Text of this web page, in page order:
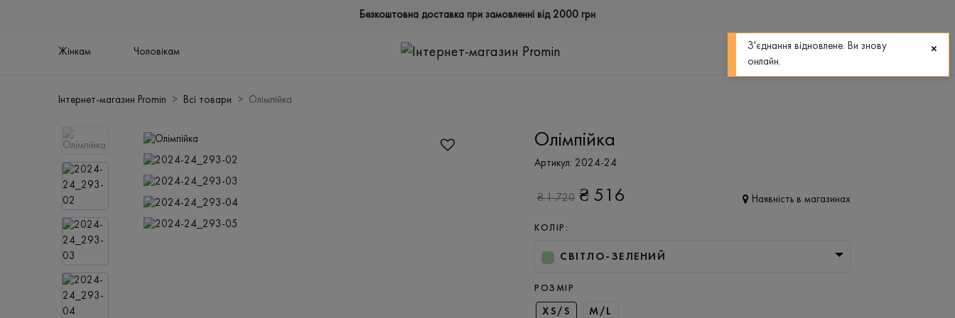
Безкоштовна доставка при замовленні від 2000 грн
Жінкам Чоловікам
0
Інтернет-магазин Promin Всі товари Олімпійка
Олімпійка
Артикул: 2024-24
₴1 720 ₴ 516 Наявність в магазинах
КОЛІР:
СВІТЛО-ЗЕЛЕНИЙ
РОЗМІР
XS/S M/L
З'єднання відновлене. Ви знову
онлайн.